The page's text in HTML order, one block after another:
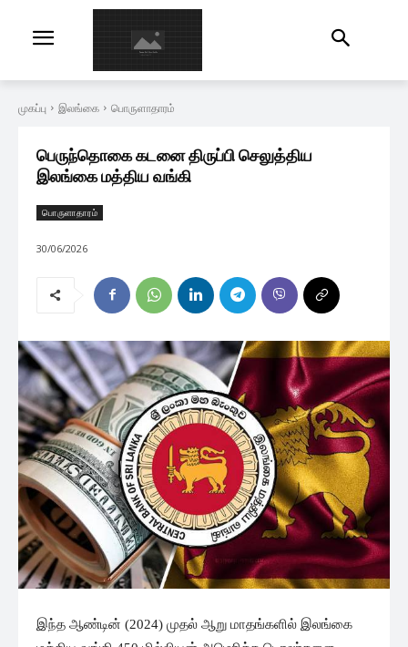
முகப்பு இலங்கை பொருளாதாரம்
பெருந்தொகை கடனை திருப்பி செலுத்திய
இலங்கை மத்திய வங்கி
பொருளாதாரம்
30/06/2026
இந்த ஆண்டின் (2024) முதல் ஆறு மாதங்களில் இலங்கை